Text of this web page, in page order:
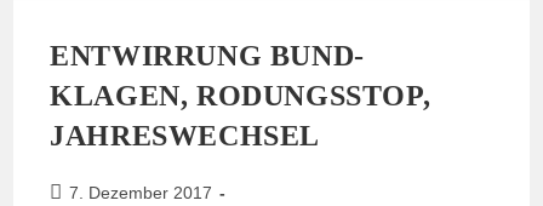
ENTWIRRUNG BUND-
KLAGEN, RODUNGSSTOP,
JAHRESWECHSEL
Beitrag
7. Dezember 2017